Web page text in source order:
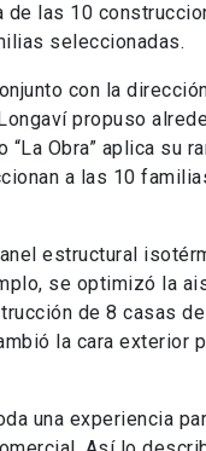
las 10
seleccionadas.
con la
propuso
Obra” aplica su
a las 10
estructural
se optimizó la
de 8 casas
la cara exterior
una experiencia